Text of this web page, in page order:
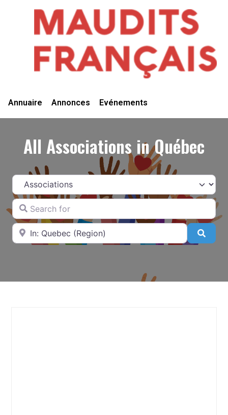
Annuaire Annonces Evénements
All Associations in Québec
Catégorie
Search for
Near